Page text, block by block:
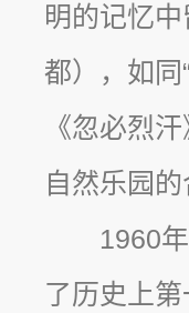
明的记忆
都），如
《忽必烈
自然乐园的
1960
了历史上